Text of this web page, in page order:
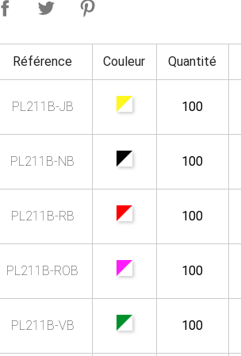
Référence Couleur Quantité
PL211B-JB 100
PL211B-NB 100
PL211B-RB 100
PL211B-ROB 100
PL211B-VB 100